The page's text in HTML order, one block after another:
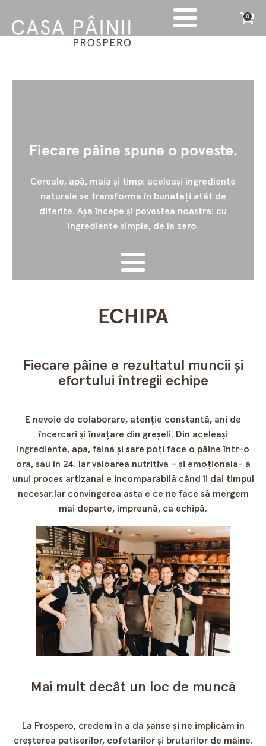
0
Fiecare pâine spune o poveste.
Cereale, apă, maia și timp: aceleași ingrediente
naturale se transformă în bunătăți atât de
diferite. Așa începe și povestea noastră: cu
ingrediente simple, de la zero.
ECHIPA
Fiecare pâine e rezultatul muncii și
efortului întregii echipe
E nevoie de colaborare, atenție constantă, ani de
încercări și învățare din greșeli. Din aceleași
ingrediente, apă, făină și sare poți face o pâine într-o
oră, sau în 24. Iar valoarea nutritivă – și emoțională- a
unui proces artizanal e incomparabilă când îi dai timpul
necesar.Iar convingerea asta e ce ne face să mergem
mai departe, împreună, ca echipă.
Mai mult decât un loc de muncă
La Prospero, credem în a da șanse și ne implicăm în
creșterea patiserilor, cofetarilor și brutarilor de mâine.